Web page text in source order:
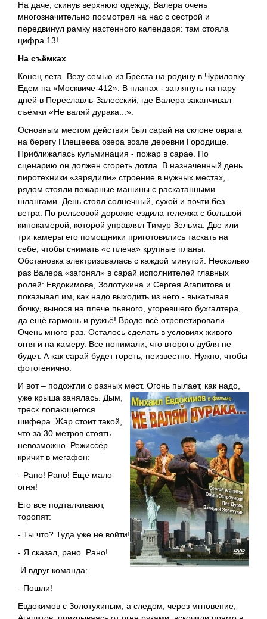
На даче, скинув верхнюю одежду, Валера очень
многозначительно посмотрел на нас с сестрой и
передвинул рамку настенного календаря: там стояла
цифра 13!
На съёмках
Конец лета. Везу семью из Бреста на родину в Чуриловку.
Едем на «Москвиче-412». В планах - заглянуть на пару
дней в Переславль-Залесский, где Валера заканчивал
съёмки «Не валяй дурака...».
Основным местом действия был сарай на склоне оврага
на берегу Плещеева озера возле деревни Городище.
Приближалась кульминация - пожар в сарае. По
сценарию он должен сгореть дотла. В назначенный день
пиротехники «зарядили» строение в нужных местах,
рядом стояли пожарные машины с раскатанными
шлангами. День стоял солнечный, сухой и почти без
ветра. По рельсовой дорожке ездила тележка с большой
кинокамерой, которой управлял Тимур Зельма. Две или
три камеры его помощники приготовились таскать на
себе, чтобы снимать «с плеча» крупные планы.
Обстановка электризовалась с каждой минутой. Несколько
раз Валера «загонял» в сарай исполнителей главных
ролей: Евдокимова, Золотухина и Сергея Агапитова и
показывал им, как надо выходить из него - выкатывая
бочку, вынося на плече пьяного, угоревшего бухгалтера,
да ещё гармонь и ружьё! Вроде всё отрепетировали.
Очень много раз. Осталось сделать в условиях живого
огня и на камеру. Все понимали, что второго дубля не
будет. А как сарай будет гореть, неизвестно. Нужно, чтобы
фотогенично.
И вот – подожгли с разных мест. Огонь пылает, как надо,
уже крыша занялась. Дым,
треск лопающегося
шифера. Жар стоит такой,
что за 30 метров стоять
невозможно. Режиссёр
кричит в мегафон:
- Рано! Рано! Ещё мало
огня!
Его все подталкивают,
торопят:
- Ты что? Туда уже не войти!
- Я сказал, рано. Рано!
И вдруг команда:
- Пошли!
Евдокимов с Золотухиным, а следом, через мгновение,